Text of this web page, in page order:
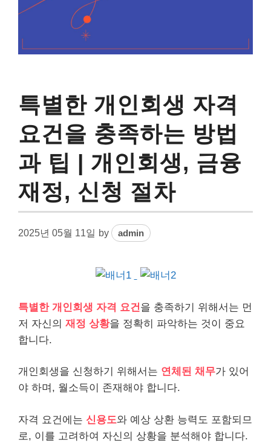
특별한 개인회생 자격
요건을 충족하는 방법
과 팁 | 개인회생, 금융
재정, 신청 절차
2025년 05월 11일 by admin
특별한 개인회생 자격 요건 을 충족하기 위해서는 먼
저 자신의 재정 상황을 정확히 파악하는 것이 중요
합니다.
개인회생을 신청하기 위해서는 연체된 채무가 있어
야 하며, 월소득이 존재해야 합니다.
자격 요건에는 신용도와 예상 상환 능력도 포함되므
로, 이를 고려하여 자신의 상황을 분석해야 합니다.